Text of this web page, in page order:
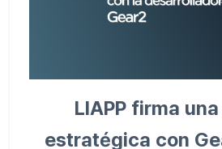
LIAPP firma
estratégica con